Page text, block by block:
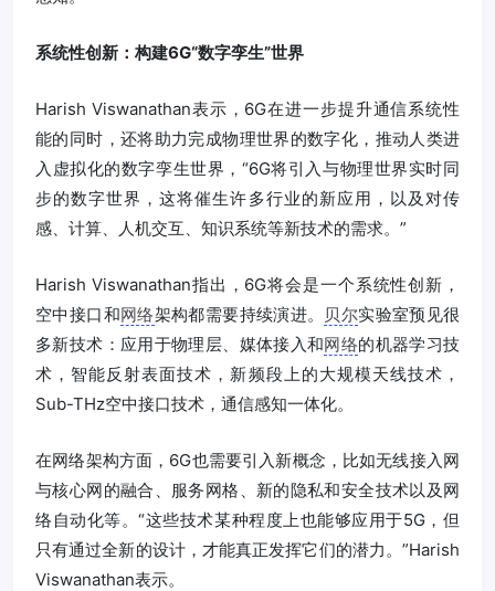
系统性创新：构建6G“数字孪生”世界
Harish Viswanathan表示，6G在进一步提升通信系统性
能的同时，还将助力完成物理世界的数字化，推动人类进
入虚拟化的数字孪生世界，“6G将引入与物理世界实时同
步的数字世界，这将催生许多行业的新应用，以及对传
感、计算、人机交互、知识系统等新技术的需求。”
Harish Viswanathan指出，6G将会是一个系统性创新，
空中接口和网络架构都需要持续演进。 贝尔实验室预见很
多新技术：应用于物理层、媒体接入和网络的机器学习技
术，智能反射表面技术，新频段上的大规模天线技术，
Sub-THz空中接口技术，通信感知一体化。
在网络架构方面，6G也需要引入新概念，比如无线接入网
与核心网的融合、服务网格、新的隐私和安全技术以及网
络自动化等。“这些技术某种程度上也能够应用于5G，但
只有通过全新的设计，才能真正发挥它们的潜力。”Harish
Viswanathan表示。